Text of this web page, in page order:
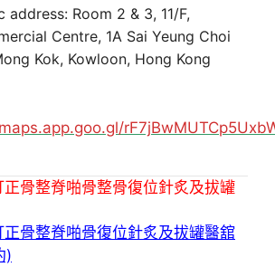
address: Room 2 & 3, 11/F,
Centre, 1A Sai Yeung Choi
Kok, Kowloon, Hong Kong
骨整脊啪骨整骨復位針炙及拔罐
骨整脊啪骨復位針炙及拔罐醫舘
)